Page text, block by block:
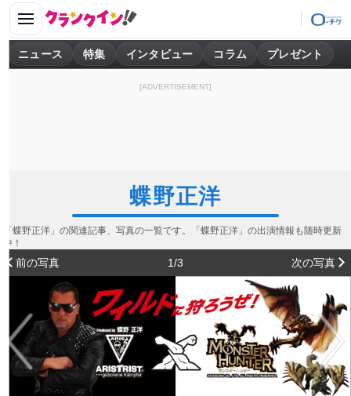
ニュース 特集 インタビュー コラム プレゼント
[ADVERTISEMENT]
蝶野正洋
「蝶野正洋」の関連記事、写真の一覧です。「蝶野正洋」の出演情報も随時更新
中！
前の写真 1/3 次の写真